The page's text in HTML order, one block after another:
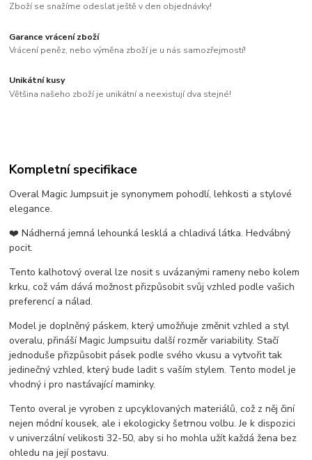
Zboží se snažíme odeslat ještě v den objednávky!
Garance vrácení zboží
Vrácení peněz, nebo výměna zboží je u nás samozřejmostí!
Unikátní kusy
Většina našeho zboží je unikátní a neexistují dva stejné!
Kompletní specifikace
Overal Magic Jumpsuit je synonymem pohodlí, lehkosti a stylové
elegance.
❤️ Nádherná jemná lehounká lesklá a chladivá látka. Hedvábný
pocit.
Tento kalhotový overal lze nosit s uvázanými rameny nebo kolem
krku, což vám dává možnost přizpůsobit svůj vzhled podle vašich
preferencí a nálad.
Model je doplněný páskem, který umožňuje změnit vzhled a styl
overalu, přináší Magic Jumpsuitu další rozměr variability. Stačí
jednoduše přizpůsobit pásek podle svého vkusu a vytvořit tak
jedinečný vzhled, který bude ladit s vaším stylem. Tento model je
vhodný i pro nastávající maminky.
Tento overal je vyroben z upcyklovaných materiálů, což z něj činí
nejen módní kousek, ale i ekologicky šetrnou volbu. Je k dispozici
v univerzální velikosti 32-50, aby si ho mohla užít každá žena bez
ohledu na její postavu.